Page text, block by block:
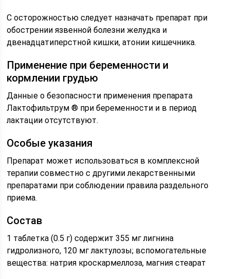
С осторожностью следует назначать препарат при
обострении язвенной болезни желудка и
двенадцатиперстной кишки, атонии кишечника.
Применение при беременности и
кормлении грудью
Данные о безопасности применения препарата
Лактофильтрум ® при беременности и в период
лактации отсутствуют.
Особые указания
Препарат может использоваться в комплексной
терапии совместно с другими лекарственными
препаратами при соблюдении правила раздельного
приема.
Состав
1 таблетка (0.5 г) содержит 355 мг лигнина
гидролизного, 120 мг лактулозы; вспомогательные
вещества: натрия кроскармеллоза, магния стеарат